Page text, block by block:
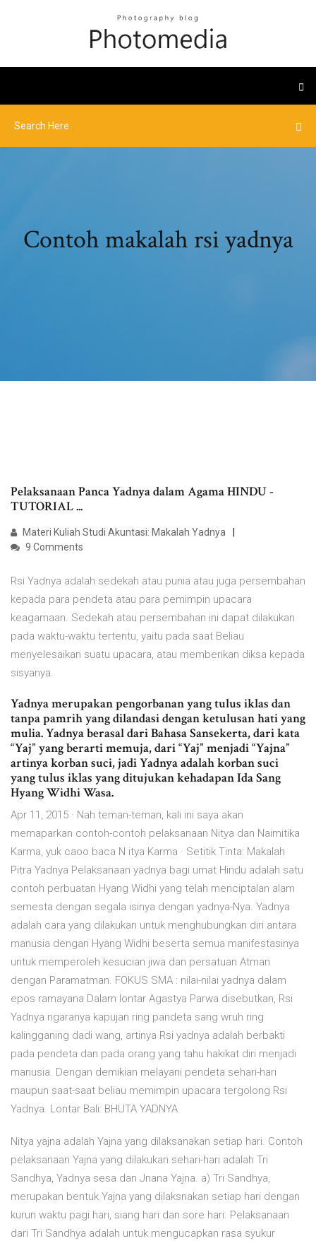
Contoh makalah rsi yadnya
Pelaksanaan Panca Yadnya dalam Agama HINDU -
TUTORIAL ...
Materi Kuliah Studi Akuntasi: Makalah Yadnya
9 Comments
Rsi Yadnya adalah sedekah atau punia atau juga persembahan
kepada para pendeta atau para pemimpin upacara
keagamaan. Sedekah atau persembahan ini dapat dilakukan
pada waktu-waktu tertentu, yaitu pada saat Beliau
menyelesaikan suatu upacara, atau memberikan diksa kepada
sisyanya.
Yadnya merupakan pengorbanan yang tulus iklas dan
tanpa pamrih yang dilandasi dengan ketulusan hati yang
mulia. Yadnya berasal dari Bahasa Sansekerta, dari kata
“Yaj” yang berarti memuja, dari “Yaj” menjadi “Yajna”
artinya korban suci, jadi Yadnya adalah korban suci
yang tulus iklas yang ditujukan kehadapan Ida Sang
Hyang Widhi Wasa.
Apr 11, 2015 · Nah teman-teman, kali ini saya akan
memaparkan contoh-contoh pelaksanaan Nitya dan Naimitika
Karma, yuk caoo baca N itya Karma · Setitik Tinta: Makalah
Pitra Yadnya Pelaksanaan yadnya bagi umat Hindu adalah satu
contoh perbuatan Hyang Widhi yang telah menciptalan alam
semesta dengan segala isinya dengan yadnya-Nya. Yadnya
adalah cara yang dilakukan untuk menghubungkan diri antara
manusia dengan Hyang Widhi beserta semua manifestasinya
untuk memperoleh kesucian jiwa dan persatuan Atman
dengan Paramatman. FOKUS SMA : nilai-nilai yadnya dalam
epos ramayana Dalam lontar Agastya Parwa disebutkan, Rsi
Yadnya ngaranya kapujan ring pandeta sang wruh ring
kalingganing dadi wang, artinya Rsi yadnya adalah berbakti
pada pendeta dan pada orang yang tahu hakikat diri menjadi
manusia. Dengan demikian melayani pendeta sehari-hari
maupun saat-saat beliau memimpin upacara tergolong Rsi
Yadnya. Lontar Bali: BHUTA YADNYA
Nitya yajna adalah Yajna yang dilaksanakan setiap hari. Contoh
pelaksanaan Yajna yang dilakukan sehari-hari adalah Tri
Sandhya, Yadnya sesa dan Jnana Yajna. a) Tri Sandhya,
merupakan bentuk Yajna yang dilaksnakan setiap hari dengan
kurun waktu pagi hari, siang hari dan sore hari. Pelaksanaan
dari Tri Sandhya adalah untuk mengucapkan rasa syukur